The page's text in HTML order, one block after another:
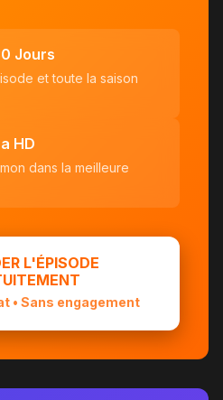
Jours
et toute la saison
HD
dans la meilleure
L'ÉPISODE
• Sans engagement